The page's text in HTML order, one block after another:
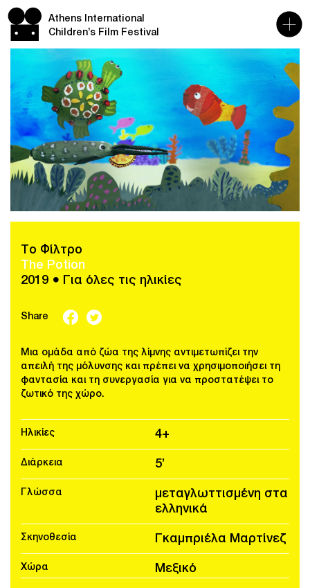
Athens International
Children’s Film Festival
Το Φίλτρο
The Potion
2019 ● Για όλες τις ηλικίες
Share
Μια ομάδα από ζώα της λίμνης αντιμετωπίζει την
απειλή της μόλυνσης και πρέπει να χρησιμοποιήσει τη
φαντασία και τη συνεργασία για να προστατέψει το
ζωτικό της χώρο.
Ηλικίες 4+
Διάρκεια 5’
Γλώσσα
μεταγλωττισμένη στα
ελληνικά
Σκηνοθεσία Γκαμπριέλα Μαρτίνεζ
Χώρα Μεξικό